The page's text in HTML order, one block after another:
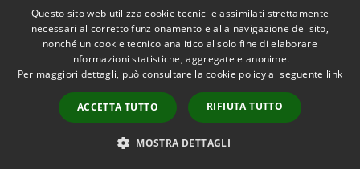
Accessibilità
Copyright © 2026 • Comune di
Carini • Powered by
Municipium•
Accesso
redazione
Questo sito web utilizza cookie tecnici e assimilati strettamente
necessari al corretto funzionamento e alla navigazione del sito,
nonché un cookie tecnico analitico al solo fine di elaborare
informazioni statistiche, aggregate e anonime.
Per maggiori dettagli, può consultare la cookie policy al seguente link
ACCETTA TUTTO RIFIUTA TUTTO
MOSTRA DETTAGLI